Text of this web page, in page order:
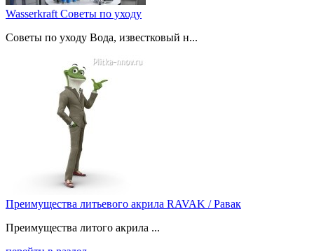
Wasserkraft Советы по уходу
Советы по уходу Вода, известковый н...
Преимущества литьевого акрила RAVAK / Равак
Преимущества литого акрила ...